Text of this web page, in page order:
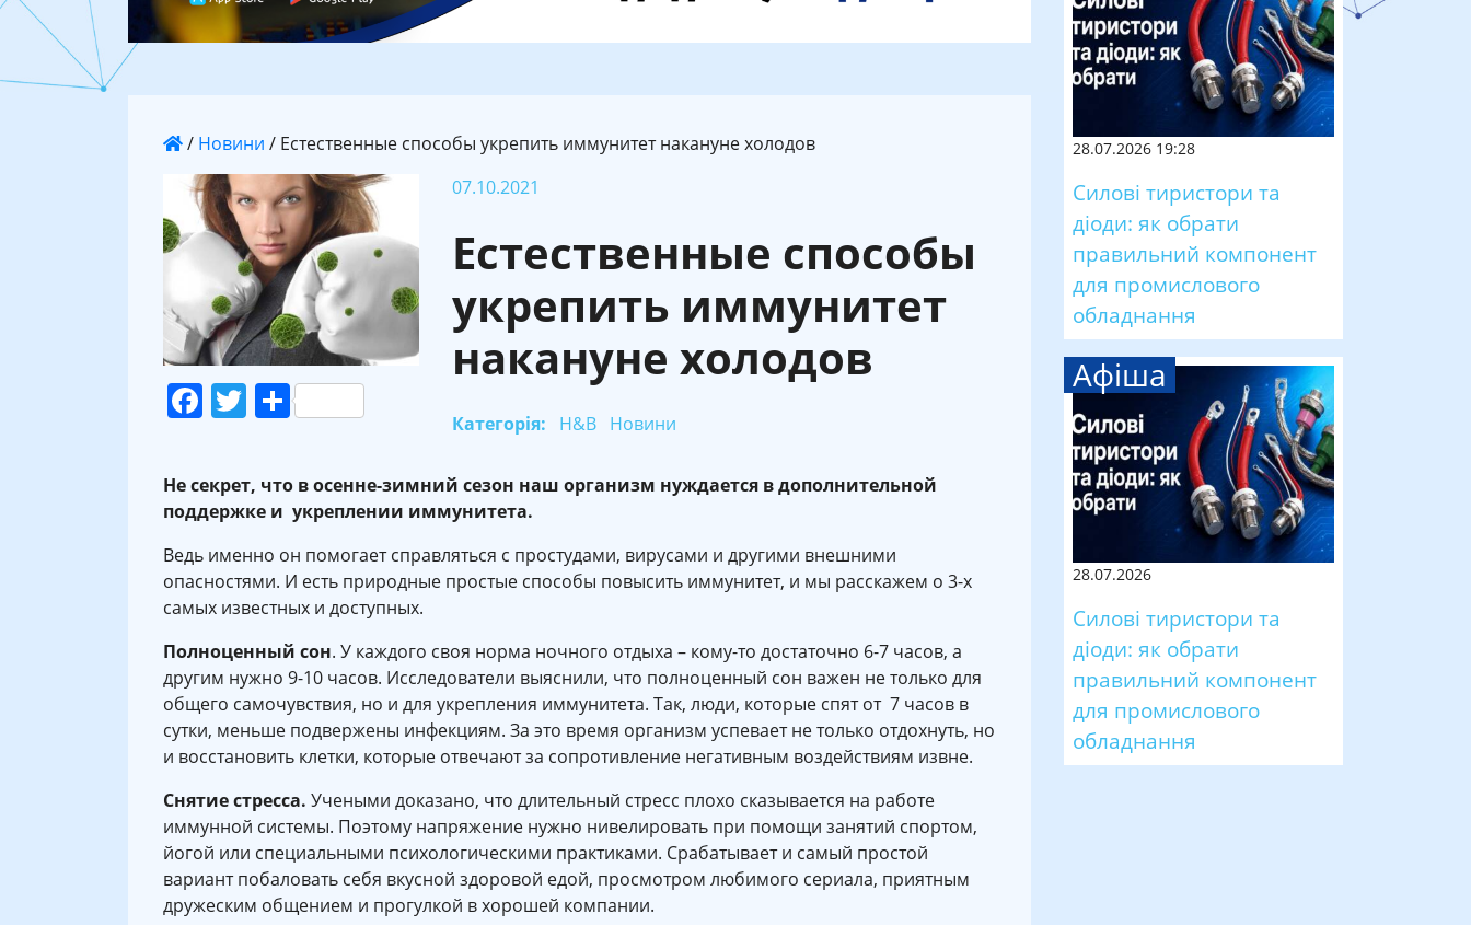
/ Новини / Естественные способы укрепить иммунитет накануне холодов
Facebook
Twitter
Поділитися
07.10.2021
Естественные способы
укрепить иммунитет
накануне холодов
Категорія: H&B Новини
Не секрет, что в осенне-зимний сезон наш организм нуждается в дополнительной
поддержке и укреплении иммунитета.
Ведь именно он помогает справляться с простудами, вирусами и другими внешними
опасностями. И есть природные простые способы повысить иммунитет, и мы расскажем о 3-х
самых известных и доступных.
Полноценный сон. У каждого своя норма ночного отдыха – кому-то достаточно 6-7 часов, а
другим нужно 9-10 часов. Исследователи выяснили, что полноценный сон важен не только для
общего самочувствия, но и для укрепления иммунитета. Так, люди, которые спят от 7 часов в
сутки, меньше подвержены инфекциям. За это время организм успевает не только отдохнуть, но
и восстановить клетки, которые отвечают за сопротивление негативным воздействиям извне.
Снятие стресса. Учеными доказано, что длительный стресс плохо сказывается на работе
иммунной системы. Поэтому напряжение нужно нивелировать при помощи занятий спортом,
йогой или специальными психологическими практиками. Срабатывает и самый простой
вариант побаловать себя вкусной здоровой едой, просмотром любимого сериала, приятным
дружеским общением и прогулкой в хорошей компании.
28.07.2026 19:28
Силові тиристори та
діоди: як обрати
правильний компонент
для промислового
обладнання
Афіша
28.07.2026
Силові тиристори та
діоди: як обрати
правильний компонент
для промислового
обладнання